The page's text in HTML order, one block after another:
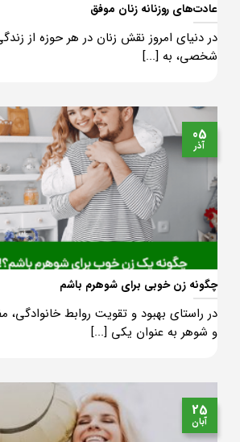
عادت‌های روزنانه زنان موفق
در دنیای امروز نقش زنان در هر حوزه از
شخصی، به [...]
چگونه زن خوبی برای شوهرم باشم
در راستای بهبود و تقویت روابط خانوادگی،
و شوهر به عنوان یکی [...]
05
آذر
25
آبان